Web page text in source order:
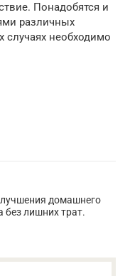
Понадобятся и
различных
случаях необходимо
домашнего
лишних трат.